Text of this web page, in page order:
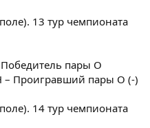
13 тур чемпионата
пары О
Проигравший пары О (-)
14 тур чемпионата